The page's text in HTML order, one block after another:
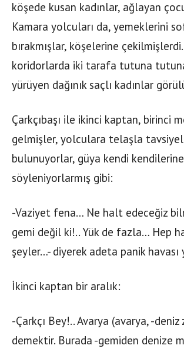
köşede kusan kadınlar, ağlayan
Kamara yolcuları da, yemeklerini
bırakmışlar, köşelerine çekilmişlerdi.
koridorlarda iki tarafa tutuna
yürüyen dağınık saçlı kadınlar
Çarkçıbaşı ile ikinci kaptan, birinci
gelmişler, yolculara telaşla
bulunuyorlar, güya kendi kendilerine
söyleniyorlarmış gibi:
-Vaziyet fena… Ne halt edeceğiz
gemi değil ki!.. Yük de fazla… Hep
şeyler…- diyerek adeta panik havası
İkinci kaptan bir aralık:
-Çarkçı Bey!.. Avarya (avarya, -deniz
demektir. Burada -gemiden denize